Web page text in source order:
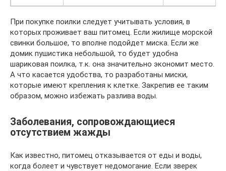
При покупке поилки следует учитывать условия, в
которых проживает ваш питомец. Если жилище морской
свинки большое, то вполне подойдет миска. Если же
домик пушистика небольшой, то будет удобна
шариковая поилка, т.к. она значительно экономит место.
А что касается удобства, то разработаны миски,
которые имеют крепления к клетке. Закрепив ее таким
образом, можно избежать разлива воды.
Заболевания, сопровождающиеся
отсутствием жажды
Как известно, питомец отказывается от еды и воды,
когда болеет и чувствует недомогание. Если зверек